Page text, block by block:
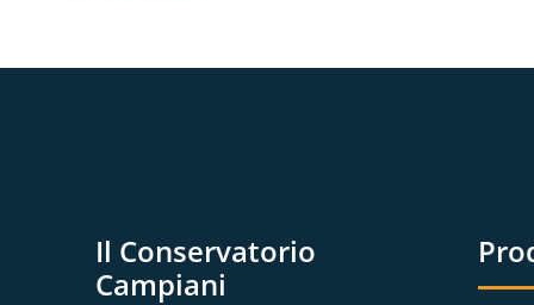
Il Conservatorio
Campiani